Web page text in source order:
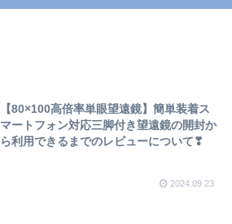
【80×100高倍率単眼望遠鏡】簡単装着ス
マートフォン対応三脚付き望遠鏡の開封か
ら利用できるまでのレビューについて❣
2024.09.23